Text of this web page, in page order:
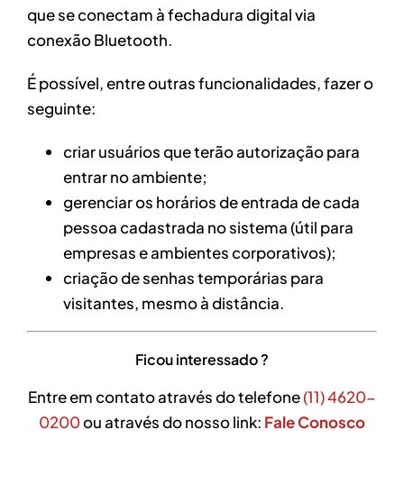
que se conectam à fechadura digital via
conexão Bluetooth.
É possível, entre outras funcionalidades, fazer o
seguinte:
criar usuários que terão autorização para
entrar no ambiente;
gerenciar os horários de entrada de cada
pessoa cadastrada no sistema (útil para
empresas e ambientes corporativos);
criação de senhas temporárias para
visitantes, mesmo à distância.
Ficou interessado ?
Entre em contato através do telefone(11) 4620-
0200ou através do nosso link: Fale Conosco